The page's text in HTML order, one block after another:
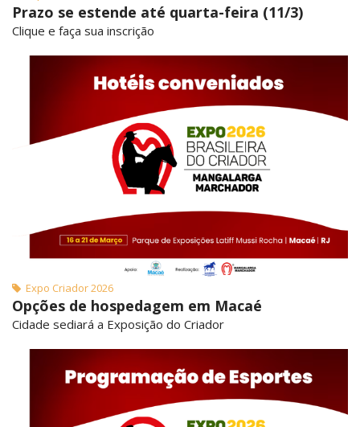
Prazo se estende até quarta-feira (11/3)
Clique e faça sua inscrição
Expo Criador 2026
Opções de hospedagem em Macaé
Cidade sediará a Exposição do Criador